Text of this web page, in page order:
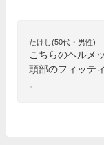
たけし(50代・男性)
こちらのヘルメ
頭部のフィッテ
。